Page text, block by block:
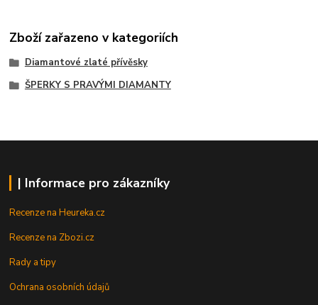
Zboží zařazeno v kategoriích
Diamantové zlaté přívěsky
ŠPERKY S PRAVÝMI DIAMANTY
| Informace pro zákazníky
Recenze na Heureka.cz
Recenze na Zbozi.cz
Rady a tipy
Ochrana osobních údajů